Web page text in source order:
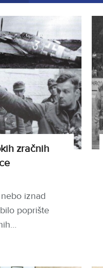
zračnih
iznad
poprište